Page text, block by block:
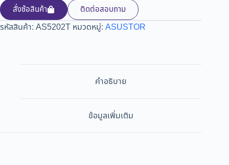
สั่งซ้อสินค้า
ติดต่อสอบถาม
รหัสสินค้า: AS5202T หมวดหมู่: ASUSTOR
คำอธิบาย
ข้อมูลเพิ่มเติม